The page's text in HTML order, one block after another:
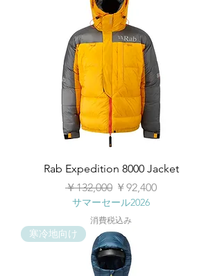
Rab Expedition 8000 Jacket
通常価格
￥132,000 セール価格
￥92,400
サマーセール2026
消費税込み
寒冷地向け